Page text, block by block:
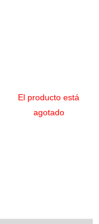
El producto está
agotado